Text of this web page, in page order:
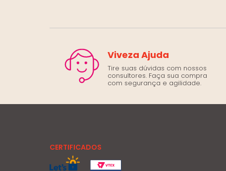
Viveza Ajuda
Tire suas dúvidas com nossos
consultores. Faça sua compra
com segurança e agilidade.
CERTIFICADOS